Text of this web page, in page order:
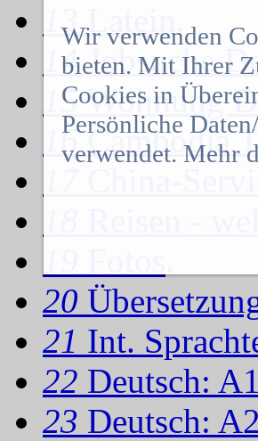
13Latein
14Jobsuche
15Wohnung
16Cambodia
20
21 Int.
22 Deutsch: A1
23 Deutsch: A2
Wir verwenden
bieten. Mit Ihrer
Cookies in
Persönliche
verwendet. Mehr